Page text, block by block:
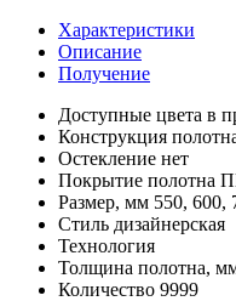
Характеристики
Описание
Получение
Доступные цвета в
Конструкция
Остекление нет
Покрытие полотна
Размер, мм 550, 600,
Стиль дизайнерская
Технология
Толщина полотна,
Количество 9999